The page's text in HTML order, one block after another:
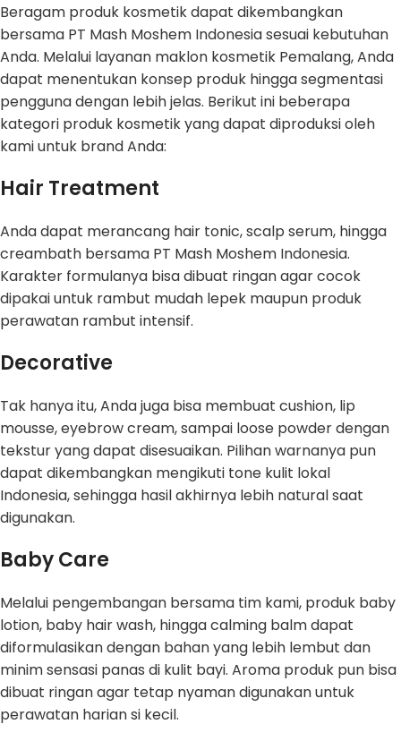
Beragam produk kosmetik dapat dikembangkan
bersama PT Mash Moshem Indonesia sesuai kebutuhan
Anda. Melalui layanan maklon kosmetik Pemalang, Anda
dapat menentukan konsep produk hingga segmentasi
pengguna dengan lebih jelas. Berikut ini beberapa
kategori produk kosmetik yang dapat diproduksi oleh
kami untuk brand Anda:
Hair Treatment
Anda dapat merancang hair tonic, scalp serum, hingga
creambath bersama PT Mash Moshem Indonesia.
Karakter formulanya bisa dibuat ringan agar cocok
dipakai untuk rambut mudah lepek maupun produk
perawatan rambut intensif.
Decorative
Tak hanya itu, Anda juga bisa membuat cushion, lip
mousse, eyebrow cream, sampai loose powder dengan
tekstur yang dapat disesuaikan. Pilihan warnanya pun
dapat dikembangkan mengikuti tone kulit lokal
Indonesia, sehingga hasil akhirnya lebih natural saat
digunakan.
Baby Care
Melalui pengembangan bersama tim kami, produk baby
lotion, baby hair wash, hingga calming balm dapat
diformulasikan dengan bahan yang lebih lembut dan
minim sensasi panas di kulit bayi. Aroma produk pun bisa
dibuat ringan agar tetap nyaman digunakan untuk
perawatan harian si kecil.